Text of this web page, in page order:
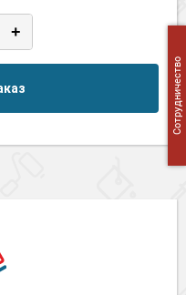
+
Сотрудничество